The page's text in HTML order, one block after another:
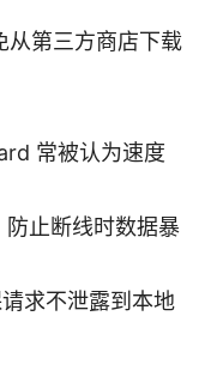
从第三方商店下载
常被认为速度
止断线时数据暴
求不泄露到本地